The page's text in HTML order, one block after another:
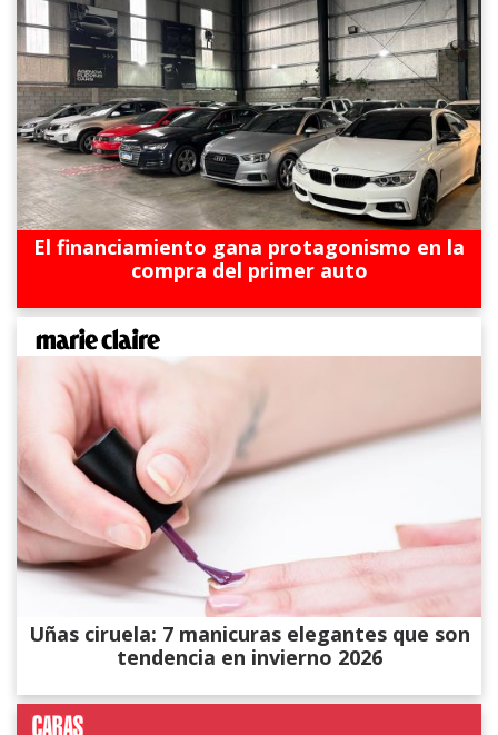
El financiamiento gana protagonismo en la
compra del primer auto
Uñas ciruela: 7 manicuras elegantes que son
tendencia en invierno 2026